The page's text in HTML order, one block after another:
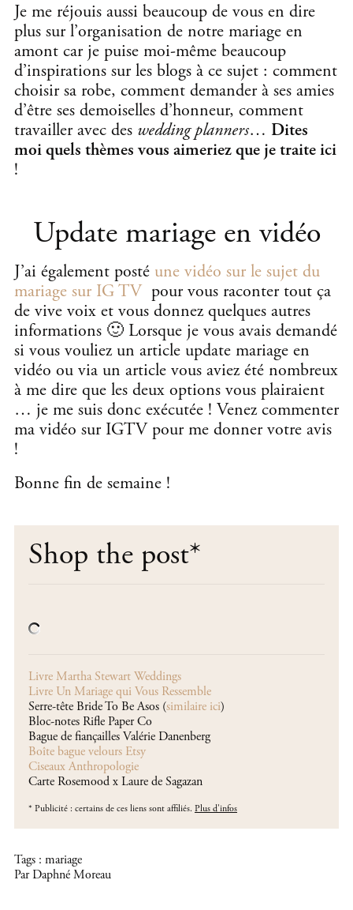
Je me réjouis aussi beaucoup de vous en dire
plus sur l’organisation de notre mariage en
amont car je puise moi-même beaucoup
d’inspirations sur les blogs à ce sujet : comment
choisir sa robe, comment demander à ses amies
d’être ses demoiselles d’honneur, comment
travailler avec des wedding planners… Dites
moi quels thèmes vous aimeriez que je traite ici
!
Update mariage en vidéo
J’ai également posté une vidéo sur le sujet du
mariage sur IG TVpour vous raconter tout ça
de vive voix et vous donnez quelques autres
informations 🙂 Lorsque je vous avais demandé
si vous vouliez un article update mariage en
vidéo ou via un article vous aviez été nombreux
à me dire que les deux options vous plairaient
… je me suis donc exécutée ! Venez commenter
ma vidéo sur IGTV pour me donner votre avis
!
Bonne fin de semaine !
Shop the post*
Livre Martha Stewart Weddings
Livre Un Mariage qui Vous Ressemble
Serre-tête Bride To Be Asos (similaire ici)
Bloc-notes Rifle Paper Co
Bague de fiançailles Valérie Danenberg
Boîte bague velours Etsy
Ciseaux Anthropologie
Carte Rosemood x Laure de Sagazan
* Publicité : certains de ces liens sont affiliés. Plus d'infos
Tags : mariage
Par Daphné Moreau